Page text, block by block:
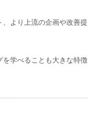
より上流の企画や改善提
学べることも大きな特徴